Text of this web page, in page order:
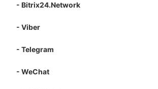
- Bitrix24.Network
- Viber
- Telegram
- WeChat